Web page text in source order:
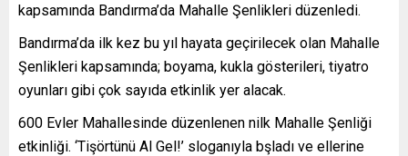
kapsamında Bandırma’da Mahalle Şenlikleri düzenledi.
Bandırma’da ilk kez bu yıl hayata geçirilecek olan Mahalle
Şenlikleri kapsamında; boyama, kukla gösterileri, tiyatro
oyunları gibi çok sayıda etkinlik yer alacak.
600 Evler Mahallesinde düzenlenen nilk Mahalle Şenliği
etkinliği. ‘Tişörtünü Al Gel!’ sloganıyla bşladı ve ellerine